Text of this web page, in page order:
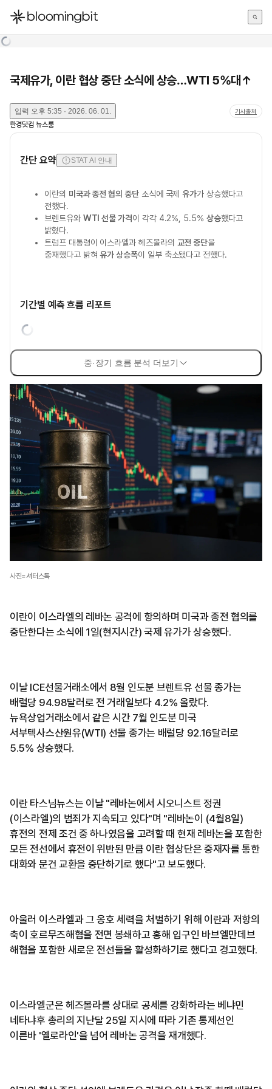
한국어
국제유가, 이란 협상 중단 소식에 상승…WTI 5%대↑
입력 오후 5:35 · 2026. 06. 01. 기사출처
한경닷컴 뉴스룸
간단 요약 STAT AI 안내
이란의 미국과 종전 협의 중단소식에 국제유가가 상승했다고
전했다.
브렌트유와 WTI 선물 가격이 각각 4.2%, 5.5% 상승했다고
밝혔다.
트럼프 대통령이 이스라엘과 헤즈볼라의 교전 중단을
중재했다고 밝혀유가 상승폭이 일부 축소됐다고 전했다.
기간별 예측 흐름 리포트
중·장기 흐름 분석 더보기
사진=셔터스톡
이란이 이스라엘의 레바논 공격에 항의하며 미국과 종전 협의를
중단한다는 소식에 1일(현지시간) 국제 유가가 상승했다.
이날 ICE선물거래소에서 8월 인도분 브렌트유 선물 종가는
배럴당 94.98달러로 전 거래일보다 4.2% 올랐다.
뉴욕상업거래소에서 같은 시간 7월 인도분 미국
서부텍사스산원유(WTI) 선물 종가는 배럴당 92.16달러로
5.5% 상승했다.
이란 타스님뉴스는 이날 "레바논에서 시오니스트 정권
(이스라엘)의 범죄가 지속되고 있다"며 "레바논이 (4월8일)
휴전의 전제 조건 중 하나였음을 고려할 때 현재 레바논을 포함한
모든 전선에서 휴전이 위반된 만큼 이란 협상단은 중재자를 통한
대화와 문건 교환을 중단하기로 했다"고 보도했다.
아울러 이스라엘과 그 옹호 세력을 처벌하기 위해 이란과 저항의
축이 호르무즈해협을 전면 봉쇄하고 홍해 입구인 바브엘만데브
해협을 포함한 새로운 전선들을 활성화하기로 했다고 경고했다.
이스라엘군은 헤즈볼라를 상대로 공세를 강화하라는 베냐민
네타냐후 총리의 지난달 25일 지시에 따라 기존 통제선인
이른바 '옐로라인'을 넘어 레바논 공격을 재개했다.